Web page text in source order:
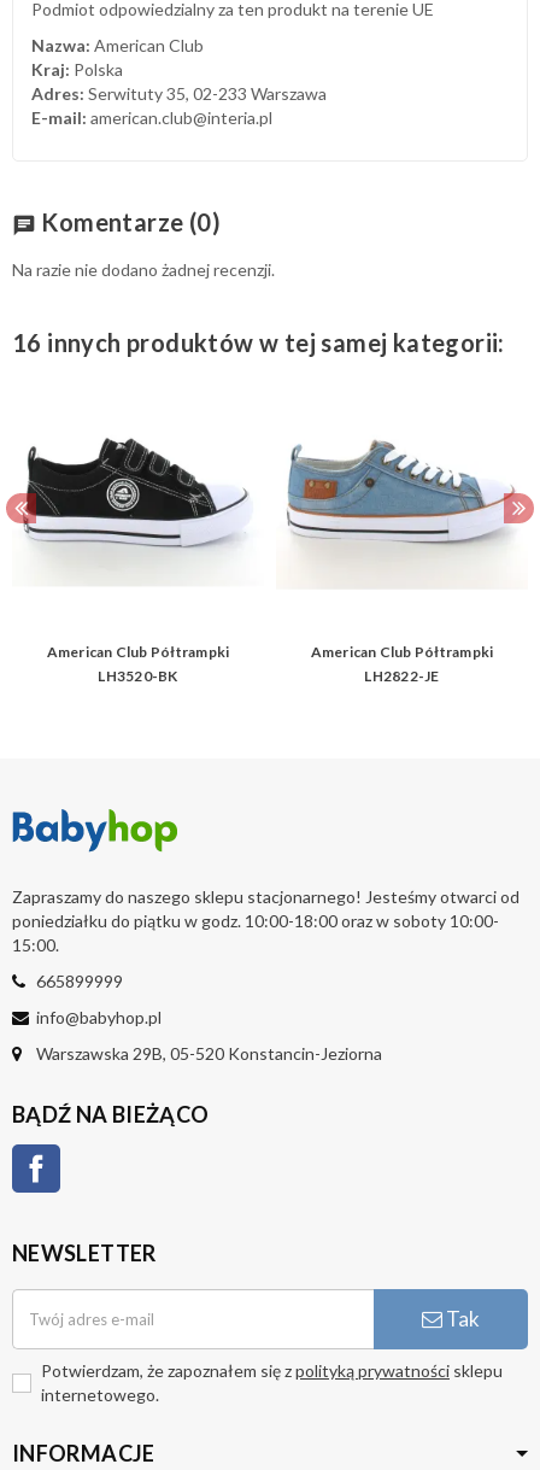
Podmiot odpowiedzialny za ten produkt na terenie UE
Nazwa: American Club
Kraj: Polska
Adres: Serwituty 35, 02-233 Warszawa
E-mail: american.club@interia.pl
chat Komentarze (0)
Na razie nie dodano żadnej recenzji.
16 innych produktów w tej samej kategorii:
American Club Półtrampki
LH3520-BK
American Club Półtrampki
LH2822-JE
Zapraszamy do naszego sklepu stacjonarnego! Jesteśmy otwarci od
poniedziałku do piątku w godz. 10:00-18:00 oraz w soboty 10:00-
15:00.
665899999
info@babyhop.pl
Warszawska 29B, 05-520 Konstancin-Jeziorna
BĄDŹ NA BIEŻĄCO
NEWSLETTER
Tak
Potwierdzam, że zapoznałem się zpolityką prywatności sklepu
internetowego.
INFORMACJE